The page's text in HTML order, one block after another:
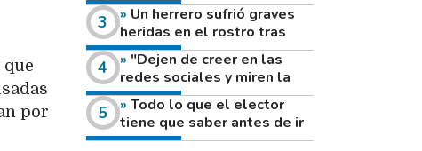
por
de su vehículo a la vera de
un camino rural
Un herrero sufrió graves
heridas en el rostro tras
reventar el disco de una
amoladora
"Dejen de creer en las
redes sociales y miren la
heladera de sus casas": el
fuerte mensaje de una joven
que votó por primera vez
Todo lo que el elector
tiene que saber antes de ir
a votar este domingo